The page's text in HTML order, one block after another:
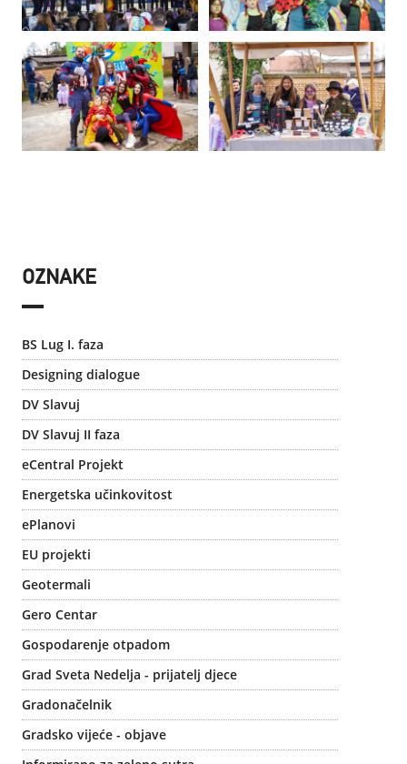
OZNAKE
BS Lug I. faza
Designing dialogue
DV Slavuj
DV Slavuj II faza
eCentral Projekt
Energetska učinkovitost
ePlanovi
EU projekti
Geotermali
Gero Centar
Gospodarenje otpadom
Grad Sveta Nedelja - prijatelj djece
Gradonačelnik
Gradsko vijeće - objave